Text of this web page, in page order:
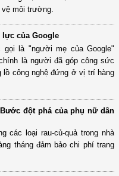
vệ môi trường.
của Google
gọi là "người mẹ của Google"
là người đã góp công sức
lồ công nghệ đứng ở vị trí hàng
đột phá của phụ nữ dân
các loại rau-củ-quả trong nhà
tháng đảm bảo chi phí trang